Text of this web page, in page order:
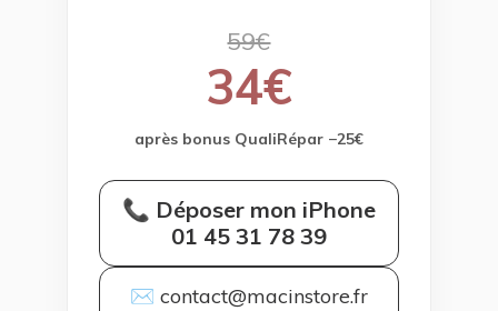
59€
34€
après bonus QualiRépar −25€
📞 Déposer mon iPhone
01 45 31 78 39
✉ contact@macinstore.fr